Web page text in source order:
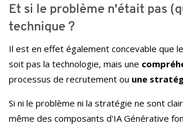
Et si le problème n'était pas
technique ?
Il est en effet également concevable que
soit pas la technologie, mais une
processus de recrutement ou une
Si ni le problème ni la stratégie ne sont
même des composants d'IA Générative